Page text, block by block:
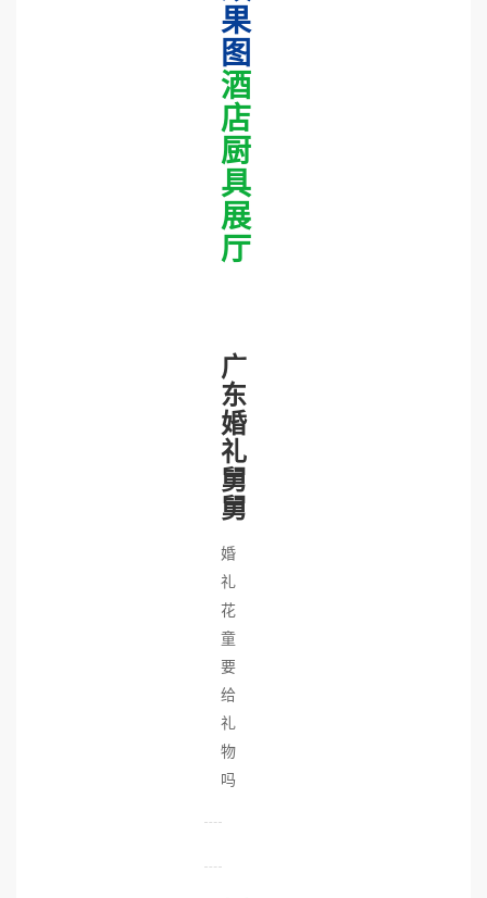
果
图
酒
店
厨
具
展
厅
广
东
婚
礼
舅
舅
婚
礼
花
童
要
给
礼
物
吗